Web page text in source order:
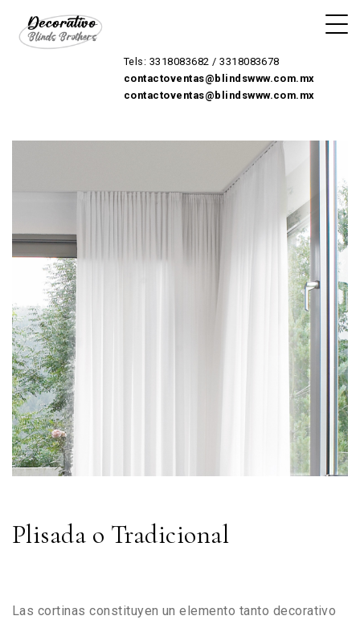
Tels: 3318083682 / 3318083678
contactoventas@blindswww.com.mx
contactoventas@blindswww.com.mx
Plisada o Tradicional
Las cortinas constituyen un elemento tanto decorativo